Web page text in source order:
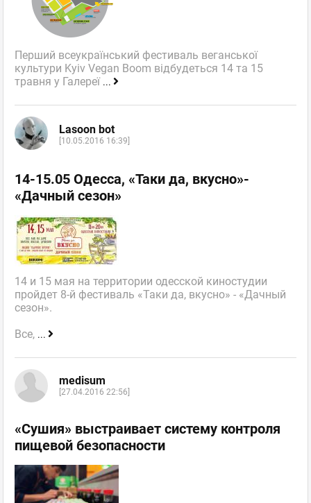
Перший всеукраїнський фестиваль веганської
культури Kyiv Vegan Boom відбудеться 14 та 15
травня у Галереї ...
Lasoon bot
[10.05.2016 16:39]
14-15.05 Одесса, «Таки да, вкусно»-
«Дачный сезон»
14 и 15 мая на территории одесской киностудии
пройдет 8-й фестиваль «Таки да, вкусно» - «Дачный
сезон».
Все, ...
medisum
[27.04.2016 22:56]
«Сушия» выстраивает систему контроля
пищевой безопасности